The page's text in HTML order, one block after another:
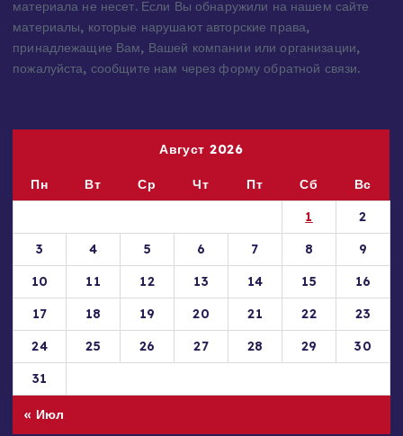
материала не несет. Если Вы обнаружили на нашем сайте
материалы, которые нарушают авторские права,
принадлежащие Вам, Вашей компании или организации,
пожалуйста, сообщите нам через форму обратной связи.
Август 2026
Пн Вт Ср Чт Пт Сб
Вс
1
2
3
4 5 6 7 8
9
10
11 12 13 14 15
16
17
18 19 20 21 22
23
24
25 26 27 28 29
30
31
« Июл